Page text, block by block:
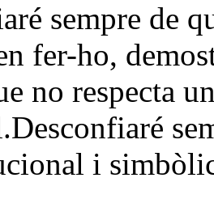
sempre de
fer-ho,
no respecta
i